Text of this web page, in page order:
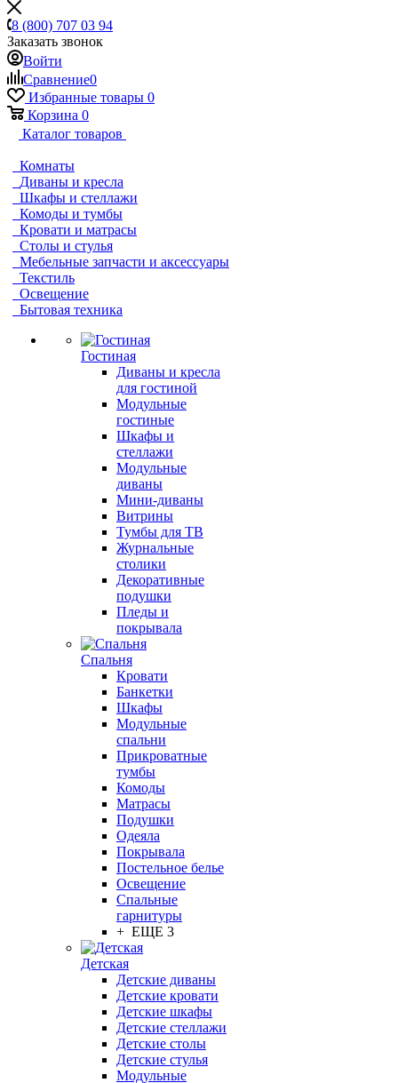
8 (800) 707 03 94
Заказать звонок
Войти
Сравнение0
Избранные товары 0
Корзина 0
Каталог товаров
Комнаты
Диваны и кресла
Шкафы и стеллажи
Комоды и тумбы
Кровати и матрасы
Столы и стулья
Мебельные запчасти и аксессуары
Текстиль
Освещение
Бытовая техника
Гостиная
Диваны и кресла
для гостиной
Модульные
гостиные
Шкафы и
стеллажи
Модульные
диваны
Мини-диваны
Витрины
Тумбы для ТВ
Журнальные
столики
Декоративные
подушки
Пледы и
покрывала
Спальня
Кровати
Банкетки
Шкафы
Модульные
спальни
Прикроватные
тумбы
Комоды
Матрасы
Подушки
Одеяла
Покрывала
Постельное белье
Освещение
Спальные
гарнитуры
+ ЕЩЕ 3
Детская
Детские диваны
Детские кровати
Детские шкафы
Детские стеллажи
Детские столы
Детские стулья
Модульные